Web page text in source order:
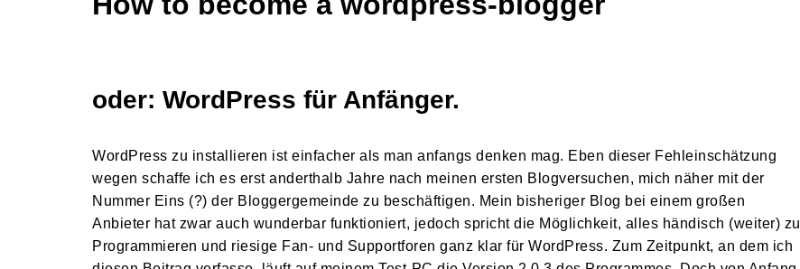
oder: WordPress für Anfänger.
WordPress zu installieren ist einfacher als man anfangs denken mag. Eben dieser Fehleinschätzung
wegen schaffe ich es erst anderthalb Jahre nach meinen ersten Blogversuchen, mich näher mit der
Nummer Eins (?) der Bloggergemeinde zu beschäftigen. Mein bisheriger Blog bei einem großen
Anbieter hat zwar auch wunderbar funktioniert, jedoch spricht die Möglichkeit, alles händisch (weiter) zu
Programmieren und riesige Fan- und Supportforen ganz klar für WordPress. Zum Zeitpunkt, an dem ich